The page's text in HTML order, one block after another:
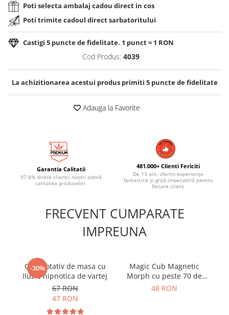
Poti selecta ambalaj cadou direct in cos
Poti trimite cadoul direct sarbatoritului
Castigi 5 puncte de fidelitate. 1 punct = 1 RON
Cod Produs: 4039
La achizitionarea acestui produs primiti 5puncte de fidelitate
Adauga la Favorite
Garantia Calitatii
97.8% dintre clienții noștri adoră
calitatea produselor.
481.000+ Clienti Fericiti
De 13 ani, oferim experiențe
fantastice și grijă impecabilă pentru
fiecare client
FRECVENT CUMPARATE
IMPREUNA
-30%
Glob rotativ de masa cu
Iluzie hipnotica de vartej
67 RON
47 RON
Magic Cub Magnetic
Morph cu peste 70 de
forme
48 RON